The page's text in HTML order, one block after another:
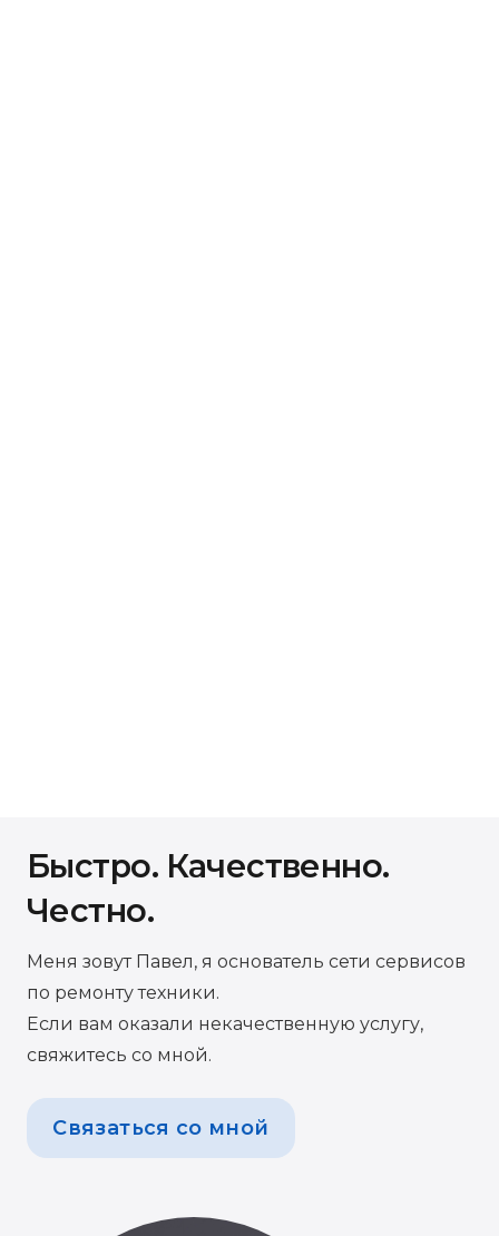
Быстро. Качественно.
Честно.
Меня зовут Павел, я основатель сети сервисов
по ремонту техники.
Если вам оказали некачественную услугу,
свяжитесь со мной.
Связаться со мной